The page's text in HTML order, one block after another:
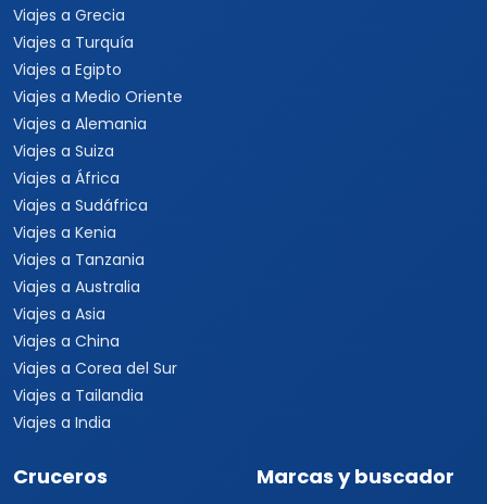
Viajes a Grecia
Viajes a Turquía
Viajes a Egipto
Viajes a Medio Oriente
Viajes a Alemania
Viajes a Suiza
Viajes a África
Viajes a Sudáfrica
Viajes a Kenia
Viajes a Tanzania
Viajes a Australia
Viajes a Asia
Viajes a China
Viajes a Corea del Sur
Viajes a Tailandia
Viajes a India
Cruceros Marcas y buscador